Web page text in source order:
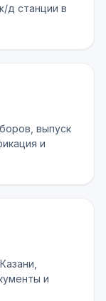
д станции в
выпуск
и
и